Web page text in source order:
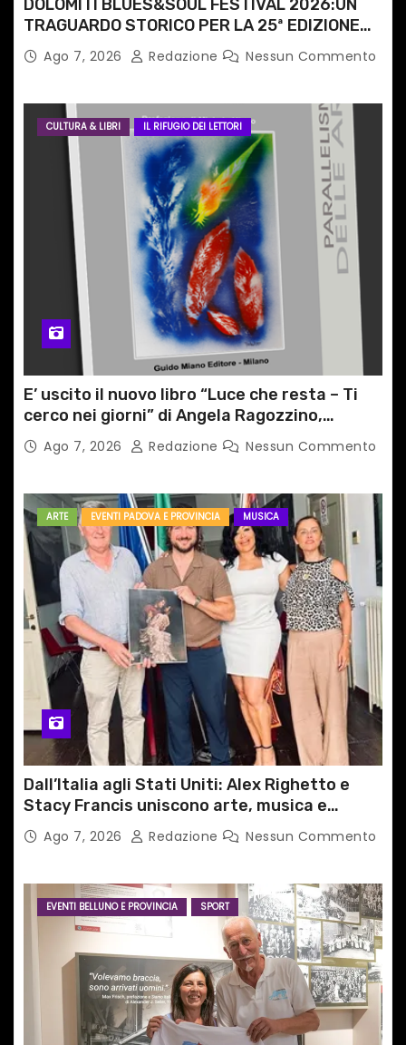
DOLOMITI BLUES&SOUL FESTIVAL 2026:UN
TRAGUARDO STORICO PER LA 25ª EDIZIONE
TRA LE CIME PATRIMONIO UNESCO
Ago 7, 2026 Redazione Nessun Commento
CULTURA & LIBRI IL RIFUGIO DEI LETTORI
E’ uscito il nuovo libro “Luce che resta – Ti
cerco nei giorni” di Angela Ragozzino,
medico primario di Capua
Ago 7, 2026 Redazione Nessun Commento
ARTE EVENTI PADOVA E PROVINCIA MUSICA
Dall’Italia agli Stati Uniti: Alex Righetto e
Stacy Francis uniscono arte, musica e
tecnologia in un nuovo progetto
internazionale”
Ago 7, 2026 Redazione Nessun Commento
EVENTI BELLUNO E PROVINCIA SPORT